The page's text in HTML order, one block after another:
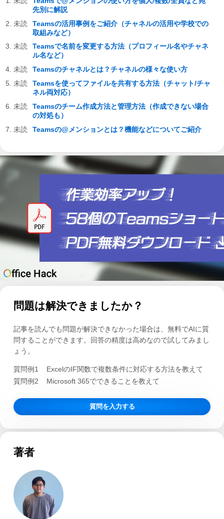
先別に解説
Teamsの活用事例をご紹介（チャネルの活用や学校での
取組みなど）
Teamsで名前を変更する方法（プロフィール名やチャネ
ル名など）
Teamsのチャネルとは？チャネルの様々な使い方
Teamsを使ってファイルを共有する方法（チャット/チャ
ネル両対応）
Teamsのチーム作成方法と管理方法（作成できない場合
の対処も）
Teamsの@メンションとは？機能などについてご紹介
問題は解決できましたか？
記事を読んでも問題が解決できなかった場合は、無料でAIに質
問することができます。回答の精度は高めなので試してみまし
ょう。
質問例1
ExcelのIF関数で複数条件に対応する方法を教えて
質問例2
Microsoft 365でできることを教えて
質問を入力する
著者